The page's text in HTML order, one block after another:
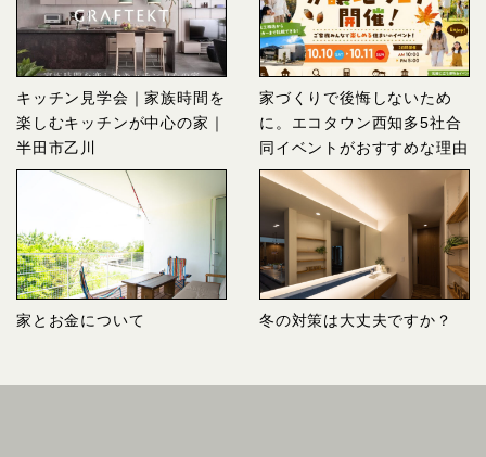
キッチン見学会｜家族時間を
楽しむキッチンが中心の家｜
半田市乙川
家づくりで後悔しないため
に。エコタウン西知多5社合
同イベントがおすすめな理由
家とお金について 冬の対策は大丈夫ですか？